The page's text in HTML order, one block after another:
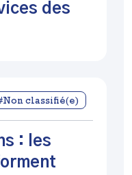
des
classifié(e)
: les